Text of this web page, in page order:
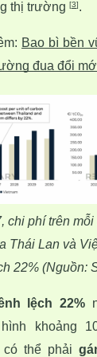
thị trường [3].
Bao bì bền
đua đổi
chi phí trên
Thái Lan và
22% (Nguồn:
lệch 22%
khoảng
có thể phải